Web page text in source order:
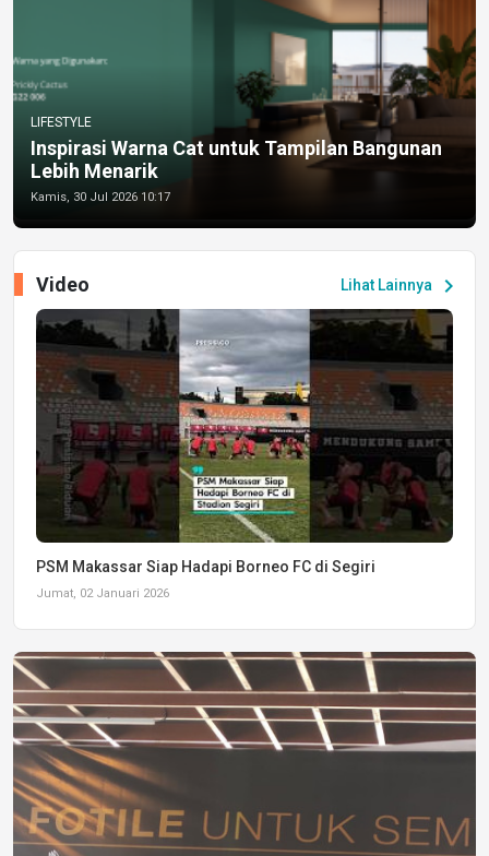
LIFESTYLE
Inspirasi Warna Cat untuk Tampilan Bangunan
Lebih Menarik
Kamis, 30 Jul 2026 10:17
Lihat Lainnya chevron_right
Video
PSM Makassar Siap Hadapi Borneo FC di Segiri
Jumat, 02 Januari 2026